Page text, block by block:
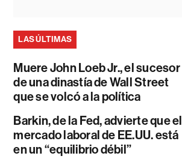
LAS ÚLTIMAS
Muere John Loeb Jr., el sucesor
de una dinastía de Wall Street
que se volcó a la política
Barkin, de la Fed, advierte que el
mercado laboral de EE.UU. está
en un “equilibrio débil”